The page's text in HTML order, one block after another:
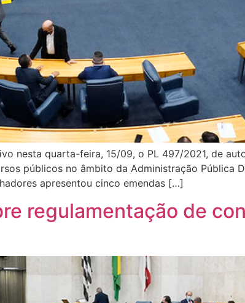
nesta quarta-feira, 15/09, o PL 497/2021, de
públicos no âmbito da Administração Pública
apresentou cinco emendas […]
regulamentação de